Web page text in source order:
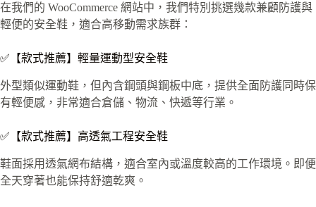
在我們的 WooCommerce 網站中，我們特別挑選幾款兼顧防護與
輕便的安全鞋，適合高移動需求族群：
✅【款式推薦】輕量運動型安全鞋
外型類似運動鞋，但內含鋼頭與鋼板中底，提供全面防護同時保
有輕便感，非常適合倉儲、物流、快遞等行業。
✅【款式推薦】高透氣工程安全鞋
鞋面採用透氣網布結構，適合室內或溫度較高的工作環境。即便
全天穿著也能保持舒適乾爽。